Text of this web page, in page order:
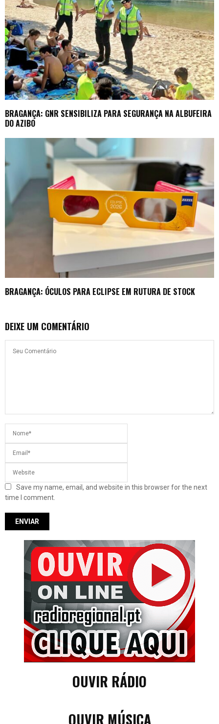
BRAGANÇA: GNR SENSIBILIZA PARA SEGURANÇA NA ALBUFEIRA
DO AZIBO
BRAGANÇA: ÓCULOS PARA ECLIPSE EM RUTURA DE STOCK
DEIXE UM COMENTÁRIO
Save my name, email, and website in this browser for the next
time I comment.
OUVIR RÁDIO
OUVIR MÚSICA